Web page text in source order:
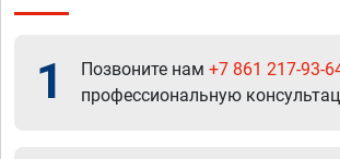
1 Позвоните нам +7 861 217-93-
профессиональную